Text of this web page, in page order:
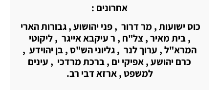
אחרונים :
כוס ישועות , מר דרור , פני יהושוע , גבורות הארי
, בית מאיר , צל"ח , ר עיקבא אייגר , ליקוטי
המרא"ל , ערוך לנר , גליוני הש"ס , בן יהוידע ,
כרם יהושע , אפיקי ים , ברכת מרדכי , עינים
למשפט , ארזא דבי רב.